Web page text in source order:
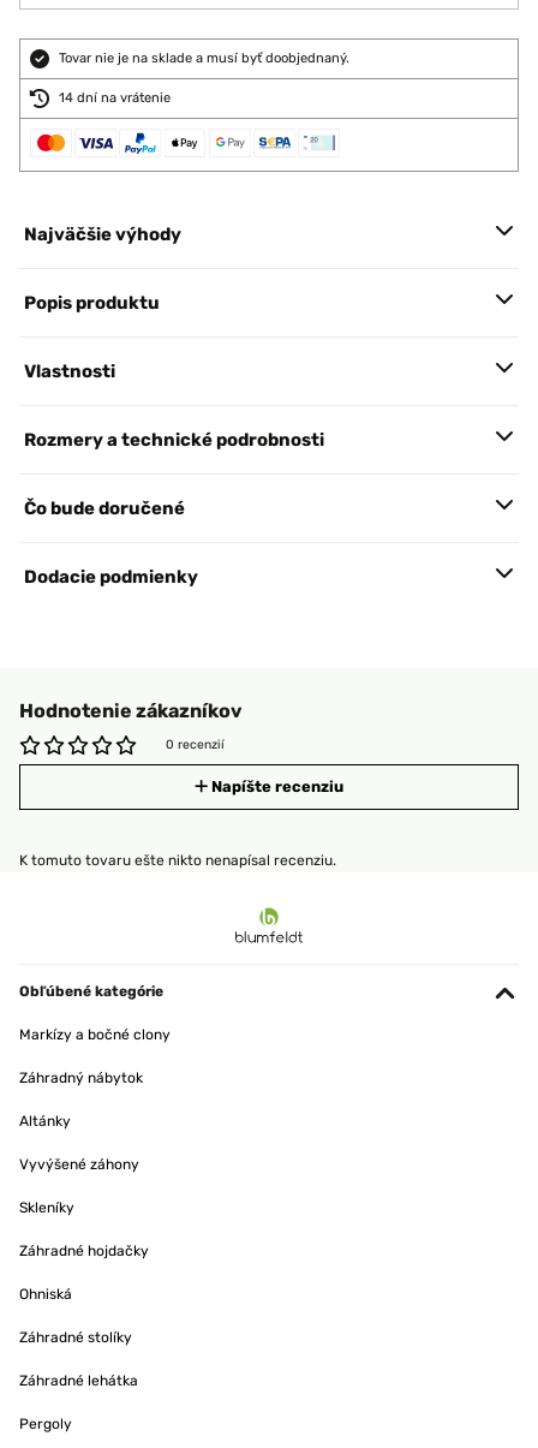
Tovar nie je na sklade a musí byť doobjednaný.
14 dní na vrátenie
Najväčšie výhody
Popis produktu
Vlastnosti
Rozmery a technické podrobnosti
Čo bude doručené
Dodacie podmienky
Hodnotenie zákazníkov
0 recenzií
Napíšte recenziu
K tomuto tovaru ešte nikto nenapísal recenziu.
Obľúbené kategórie
Markízy a bočné clony
Záhradný nábytok
Altánky
Vyvýšené záhony
Skleníky
Záhradné hojdačky
Ohniská
Záhradné stolíky
Záhradné lehátka
Pergoly